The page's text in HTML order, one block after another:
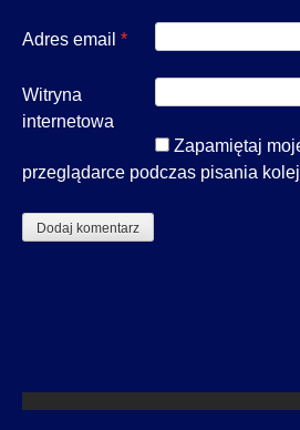
Adres email *
Witryna
internetowa
Zapamiętaj
przeglądarce podczas pisania